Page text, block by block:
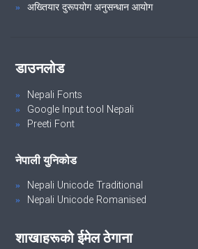
अख्तियार दुरूपयोग अनुसन्धान आयोग
डाउनलोड
Nepali Fonts
Google Input tool Nepali
Preeti Font
नेपाली युनिकोड
Nepali Unicode Traditional
Nepali Unicode Romanised
शाखाहरूको ईमेल ठेगाना